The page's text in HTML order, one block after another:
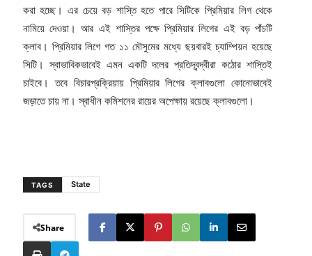
করা হচ্ছে। এর চেয়ে বড় শাস্তি হতে পারে সিটিকে প্রিমিয়ার লিগ থেকে
নামিয়ে দেওয়া। আর এই শাস্তির পক্ষে প্রিমিয়ার লিগের এই বড় পাঁচটি
ক্লাব। প্রিমিয়ার লিগে গত ১১ মৌসুমের মধ্যে ছয়বারই চ্যাম্পিয়ন হয়েছে
সিটি। স্বাভাবিকভাবেই এমন একটি দলের প্রতিদ্বন্দ্বীরা কঠোর শাস্তিই
চাইবে। তবে বিচারপ্রক্রিয়ায় প্রিমিয়ার লিগের ক্লাবগুলো কোনোভাবেই
জড়াতে চায় না। স্বাধীন কমিশনের রায়ের অপেক্ষায় রয়েছে ক্লাবগুলো।
TAGS State
Share